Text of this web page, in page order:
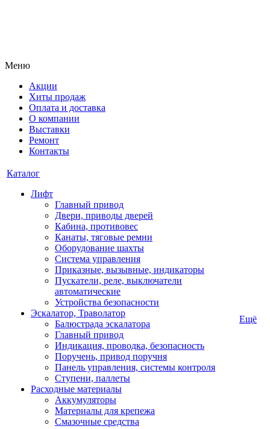
Меню
Акции
Хиты продаж
Оплата и доставка
О компании
Выставки
Ремонт
Контакты
Каталог
Лифт
Главный привод
Двери, приводы дверей
Кабина, противовес
Канаты, тяговые ремни
Оборудование шахты
Система управления
Приказные, вызывные, индикаторы
Пускатели, реле, выключатели
автоматические
Устройства безопасности
Эскалатор, Траволатор
Балюстрада эскалатора
Главный привод
Индикация, проводка, безопасность
Поручень, привод поручня
Панель управления, системы контроля
Ступени, паллеты
Расходные материалы
Аккумуляторы
Материалы для крепежа
Смазочные средства
Ещё